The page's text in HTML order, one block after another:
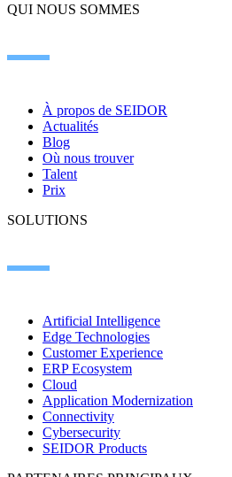
QUI NOUS SOMMES
À propos de SEIDOR
Actualités
Blog
Où nous trouver
Talent
Prix
SOLUTIONS
Artificial Intelligence
Edge Technologies
Customer Experience
ERP Ecosystem
Cloud
Application Modernization
Connectivity
Cybersecurity
SEIDOR Products